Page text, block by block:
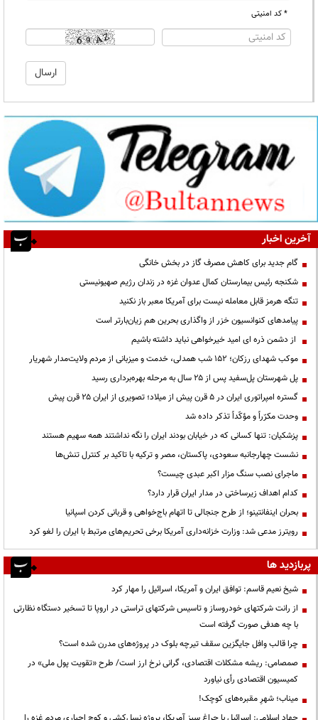
* کد امنیتی
آخرین اخبار
گام جدید برای کاهش مصرف گاز در بخش خانگی
شکنجه رئیس بیمارستان کمال عدوان غزه در زندان رژیم صهیونیستی
تنگه هرمز قابل معامله نیست برای آمریکا معبر باز نکنید
پیامدهای کنوانسیون خزر از واگذاری بحرین هم زیان‌بارتر است
از دشمن ذره ای امید خیرخواهی نباید داشته باشیم
موکب شهدای رزکان؛ ۱۵۲ شب همدلی، خدمت و میزبانی از مردم ولایت‌مدار شهریار
پل شهرستان پل‌سفید پس از ۲۵ سال به مرحله بهره‌برداری رسید
گستره امپراتوری ایران در ۵ قرن پیش از میلاد؛ تصویری از ایران ۲۵ قرن پیش
وحدت مکرّراً و مؤکّداً تذکر داده شد
پزشکیان: تنها کسانی که در خیابان بودند ایران را نگه نداشتند همه سهیم هستند
نشست چهارجانبه سعودی، پاکستان، مصر و ترکیه با تاکید بر کنترل تنش‌ها
ماجرای نصب سنگ مزار اکبر عبدی چیست؟
کدام اهداف زیرساختی در مدار ایران قرار دارد؟
بحران اینفانتینو؛ از طرح جنجالی تا اتهام باج‌خواهی و قربانی کردن اسپانیا
رویترز مدعی شد: وزارت خزانه‌داری آمریکا برخی تحریم‌های مرتبط با ایران را لغو کرد
پربازدید ها
شیخ نعیم قاسم: توافق ایران و آمریکا، اسرائیل را مهار کرد
از رانت‌ شرکتهای خودروساز و تاسیس شرکتهای تراستی در اروپا تا تسخیر دستگاه نظارتی
با چه هدفی صورت گرفته است
چرا قالب وافل جایگزین سقف تیرچه بلوک در پروژه‌های مدرن شده است؟
صمصامی: ریشه مشکلات اقتصادی، گرانی نرخ ارز است/ طرح «تقویت پول ملی» در
کمیسیون اقتصادی رأی نیاورد
میناب؛ شهرِ مقبره‌های کوچک!